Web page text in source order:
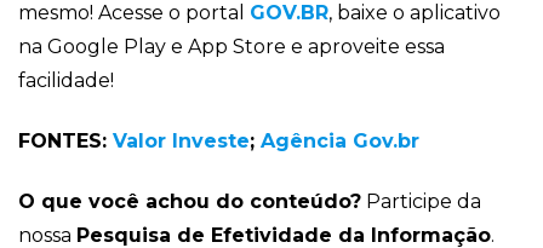
mesmo! Acesse o portal GOV.BR, baixe o aplicativo
na Google Play e App Store e aproveite essa
facilidade!
FONTES: Valor Investe; Agência Gov.br
O que você achou do conteúdo? Participe da
nossa Pesquisa de Efetividade da Informação.